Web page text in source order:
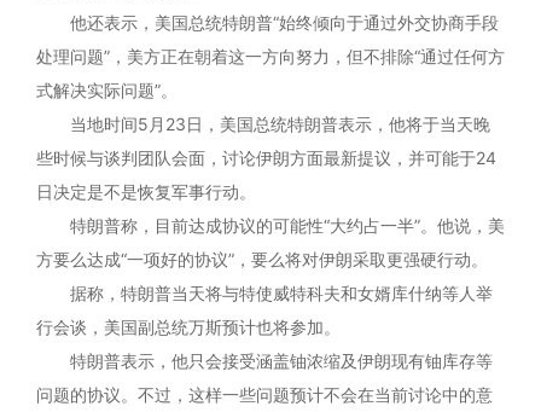
他还表示，美国总统特朗普“始终倾向于通过外交协商手段
处理问题”，美方正在朝着这一方向努力，但不排除“通过任何方
式解决实际问题”。
当地时间5月23日，美国总统特朗普表示，他将于当天晚
些时候与谈判团队会面，讨论伊朗方面最新提议，并可能于24
日决定是不是恢复军事行动。
特朗普称，目前达成协议的可能性“大约占一半”。他说，美
方要么达成“一项好的协议”，要么将对伊朗采取更强硬行动。
据称，特朗普当天将与特使威特科夫和女婿库什纳等人举
行会谈，美国副总统万斯预计也将参加。
特朗普表示，他只会接受涵盖铀浓缩及伊朗现有铀库存等
问题的协议。不过，这样一些问题预计不会在当前讨论中的意